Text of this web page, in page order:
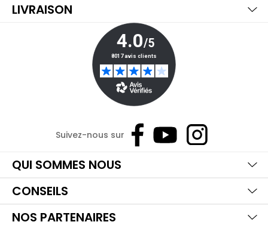
LIVRAISON
Suivez-nous sur
QUI SOMMES NOUS
CONSEILS
NOS PARTENAIRES